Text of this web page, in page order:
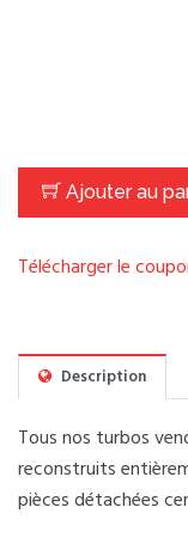
Ajouter au
Télécharger le
Description
Tous nos turbos
reconstruits
pièces détachées